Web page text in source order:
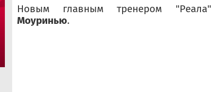
Новым главным тренером
Моуринью.